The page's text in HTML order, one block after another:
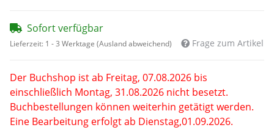
Sofort verfügbar
Lieferzeit: 1 - 3 Werktage (Ausland abweichend) Frage zum Artikel
Der Buchshop ist ab Freitag, 07.08.2026 bis
einschließlich Montag, 31.08.2026 nicht besetzt.
Buchbestellungen können weiterhin getätigt werden.
Eine Bearbeitung erfolgt ab Dienstag,01.09.2026.